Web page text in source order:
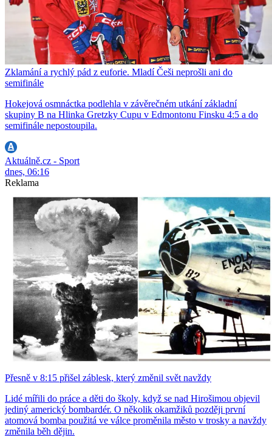
Zklamání a rychlý pád z euforie. Mladí Češi neprošli ani do
semifinále
Hokejová osmnáctka podlehla v závěrečném utkání základní
skupiny B na Hlinka Gretzky Cupu v Edmontonu Finsku 4:5 a do
semifinále nepostoupila.
Aktuálně.cz - Sport
dnes, 06:16
Reklama
Přesně v 8:15 přišel záblesk, který změnil svět navždy
Lidé mířili do práce a děti do školy, když se nad Hirošimou objevil
jediný americký bombardér. O několik okamžiků později první
atomová bomba použitá ve válce proměnila město v trosky a navždy
změnila běh dějin.